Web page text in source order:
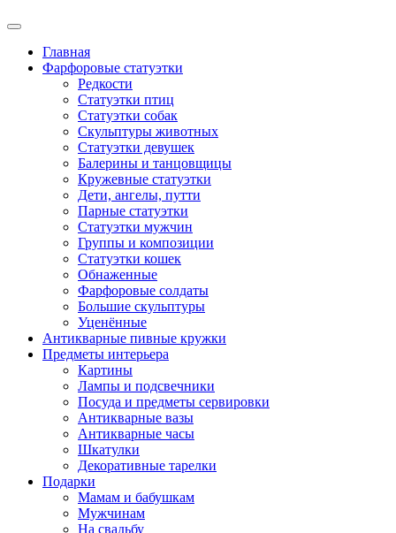
Главная
Фарфоровые статуэтки
Редкости
Cтатуэтки птиц
Cтатуэтки собак
Скульптуры животных
Статуэтки девушек
Балерины и танцовщицы
Кружевные статуэтки
Дети, ангелы, путти
Парные статуэтки
Статуэтки мужчин
Группы и композиции
Статуэтки кошек
Обнаженные
Фарфоровые солдаты
Большие скульптуры
Уценённые
Антикварные пивные кружки
Предметы интерьера
Картины
Лампы и подсвечники
Посуда и предметы сервировки
Антикварные вазы
Антикварные часы
Шкатулки
Декоративные тарелки
Подарки
Мамам и бабушкам
Мужчинам
На свадьбу